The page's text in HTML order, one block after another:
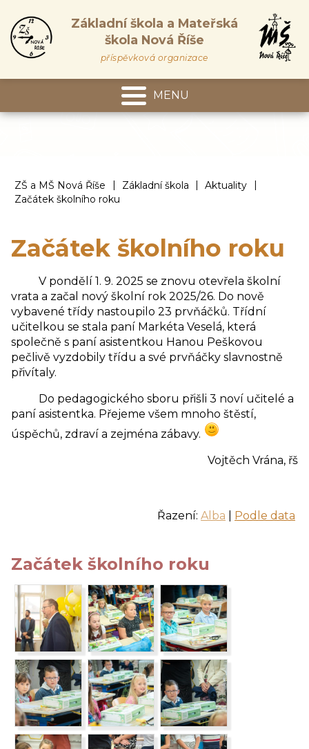
Základní škola a Mateřská
škola Nová Říše
příspěvková organizace
MENU
ZŠ a MŠ Nová Říše | Základní škola | Aktuality
|
Začátek školního roku
Začátek školního roku
V pondělí 1. 9. 2025 se znovu otevřela školní
vrata a začal nový školní rok 2025/26. Do nově
vybavené třídy nastoupilo 23 prvňáčků. Třídní
učitelkou se stala paní Markéta Veselá, která
společně s paní asistentkou Hanou Peškovou
pečlivě vyzdobily třídu a své prvňáčky slavnostně
přivítaly.
Do pedagogického sboru přišli 3 noví učitelé a
paní asistentka. Přejeme všem mnoho štěstí,
úspěchů, zdraví a zejména zábavy.
Vojtěch Vrána, řš
Řazení: Alba Podle data
Začátek školního roku